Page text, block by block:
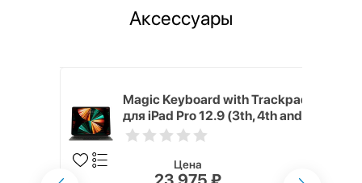
Аксессуары
Magic Keyboard with Trackpad
для iPad Pro 12.9 (3th, 4th and
5th generation) русская,
Цена